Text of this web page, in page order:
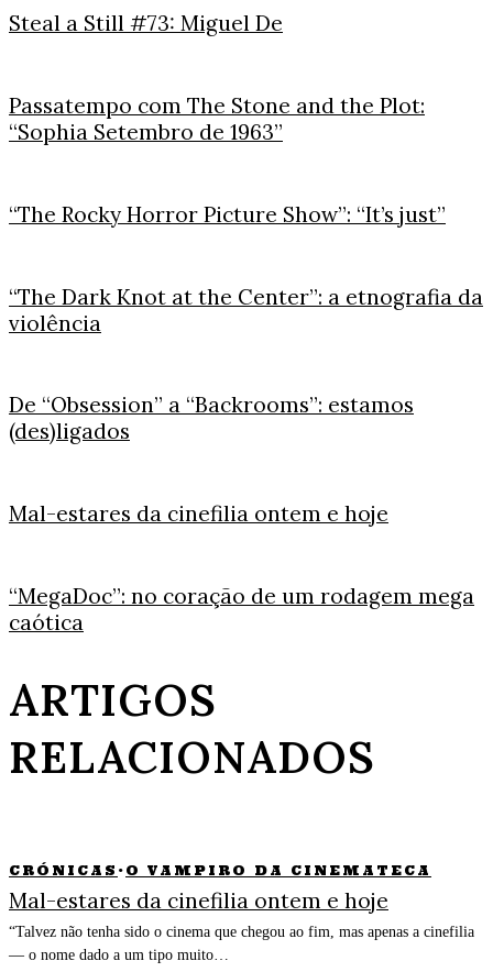
Steal a Still #73: Miguel De
Passatempo com The Stone and the Plot:
“Sophia Setembro de 1963”
“The Rocky Horror Picture Show”: “It’s just”
“The Dark Knot at the Center”: a etnografia da
violência
De “Obsession” a “Backrooms”: estamos
(des)ligados
Mal-estares da cinefilia ontem e hoje
“MegaDoc”: no coração de um rodagem mega
caótica
ARTIGOS
RELACIONADOS
CRÓNICAS · O VAMPIRO DA CINEMATECA
Mal-estares da cinefilia ontem e hoje
“Talvez não tenha sido o cinema que chegou ao fim, mas apenas a cinefilia
— o nome dado a um tipo muito…